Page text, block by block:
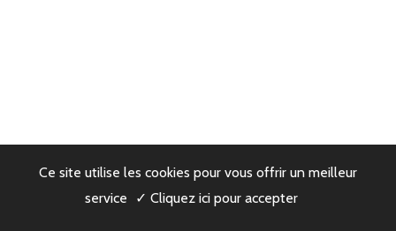
Ce site utilise les cookies pour vous offrir un meilleur
service
✓ Cliquez ici pour accepter